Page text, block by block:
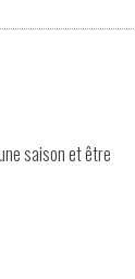
saison et être